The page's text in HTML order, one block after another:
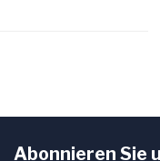
Abonnieren Sie